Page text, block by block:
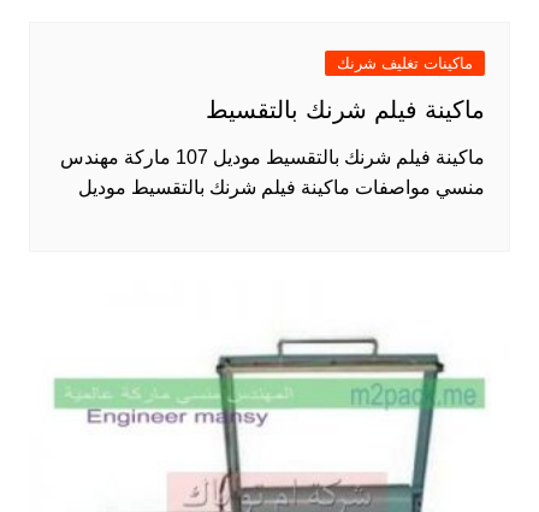
ماكينات تغليف شرنك
ماكينة فيلم شرنك بالتقسيط
ماكينة فيلم شرنك بالتقسيط موديل 107 ماركة مهندس
منسي مواصفات ماكينة فيلم شرنك بالتقسيط موديل